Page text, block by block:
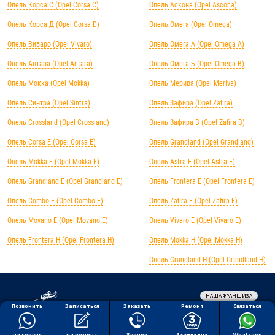
Опель Корса С (Opel Corsa C)
Опель Корса Д (Opel Corsa D)
Опель Виваро (Opel Vivaro)
Опель Антара (Opel Antara)
Опель Мокка (Opel Mokka)
Опель Синтра (Opel Sintra)
Опель Crossland (Opel Crossland)
Опель Corsa E (Opel Corsa E)
Опель Mokka E (Opel Mokka E)
Опель Grandland E (Opel Grandland E)
Опель Combo E (Opel Combo E)
Опель Movano E (Opel Movano E)
Опель Frontera H (Opel Frontera H)
Опель Аскона (Opel Ascona)
Опель Омега (Opel Omega)
Опель Омега А (Opel Omega A)
Опель Омега Б (Opel Omega B)
Опель Мерива (Opel Meriva)
Опель Зафира (Opel Zafira)
Опель Зафира B (Opel Zafira B)
Опель Grandland (Opel Grandland)
Опель Astra E (Opel Astra E)
Опель Frontera E (Opel Frontera E)
Опель Zafira E (Opel Zafira E)
Опель Vivaro E (Opel Vivaro E)
Опель Mokka H (Opel Mokka H)
Опель Grandland H (Opel Grandland H)
НАША ФРАНШИЗА
Обработка персональных данных
Политика конфиденциальности
Полезная информация
Позвонить Записаться Заказать Ремонт Связаться